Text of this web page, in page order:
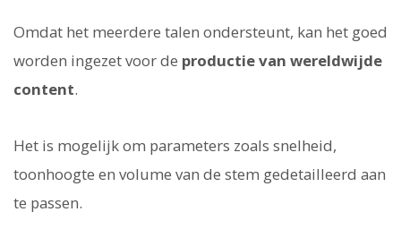
Omdat het meerdere talen ondersteunt, kan het goed
worden ingezet voor de productie van wereldwijde
content.
Het is mogelijk om parameters zoals snelheid,
toonhoogte en volume van de stem gedetailleerd aan
te passen.